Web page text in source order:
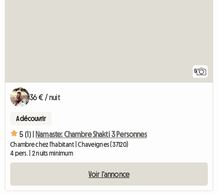
5
36 € / nuit
A découvrir
5 (1) | Namaste: Chambre Shakti 3 Personnes
Chambre chez l'habitant | Chaveignes (37120)
4 pers. | 2 nuits minimum
Voir l'annonce